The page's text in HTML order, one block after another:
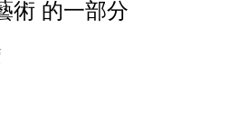
術 的一部分